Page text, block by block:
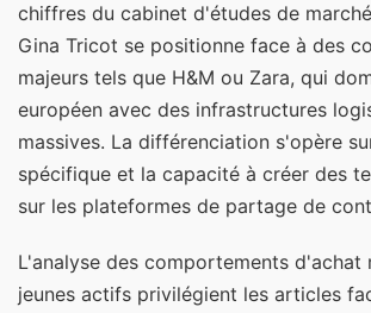
chiffres du cabinet d'études de
Gina Tricot se positionne face à des
majeurs tels que H&M ou Zara, qui
européen avec des infrastructures
massives. La différenciation s'opère
spécifique et la capacité à créer des
sur les plateformes de partage de
L'analyse des comportements d'achat
jeunes actifs privilégient les articles